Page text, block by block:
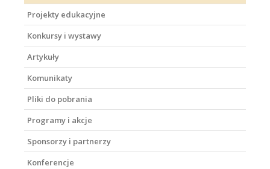
Projekty edukacyjne
Konkursy i wystawy
Artykuły
Komunikaty
Pliki do pobrania
Programy i akcje
Sponsorzy i partnerzy
Konferencje